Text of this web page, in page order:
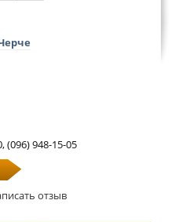
(096) 948-15-05
отзыв